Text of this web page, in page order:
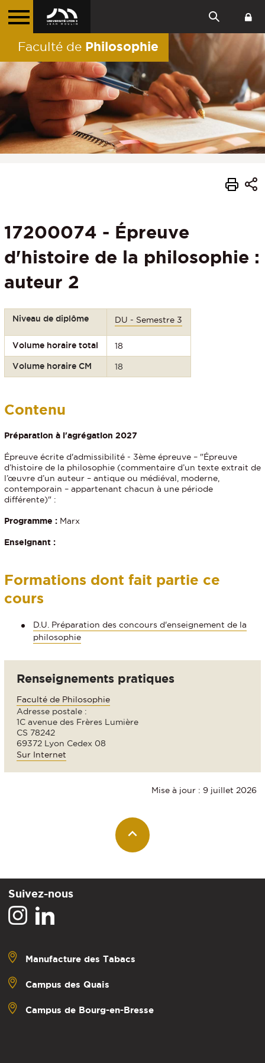
Faculté de Philosophie
17200074 - Épreuve
d'histoire de la philosophie :
auteur 2
Niveau de diplôme DU - Semestre 3
Volume horaire total 18
Volume horaire CM 18
Contenu
Préparation à l'agrégation 2027
Épreuve écrite d'admissibilité - 3ème épreuve – "Épreuve
d’histoire de la philosophie (commentaire d’un texte extrait de
l’œuvre d’un auteur – antique ou médiéval, moderne,
contemporain – appartenant chacun à une période
différente)" :
Programme : Marx
Enseignant :
Formations dont fait partie ce
cours
D.U. Préparation des concours d'enseignement de la
philosophie
Renseignements pratiques
Faculté de Philosophie
Adresse postale :
1C avenue des Frères Lumière
CS 78242
69372 Lyon Cedex 08
Sur Internet
Mise à jour : 9 juillet 2026
Suivez-nous
Manufacture des Tabacs
Campus des Quais
Campus de Bourg-en-Bresse